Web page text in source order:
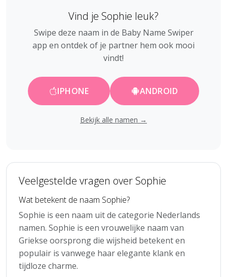
Vind je Sophie leuk?
Swipe deze naam in de Baby Name Swiper
app en ontdek of je partner hem ook mooi
vindt!
IPHONE ANDROID
Bekijk alle namen →
Veelgestelde vragen over Sophie
Wat betekent de naam Sophie?
Sophie is een naam uit de categorie Nederlands
namen. Sophie is een vrouwelijke naam van
Griekse oorsprong die wijsheid betekent en
populair is vanwege haar elegante klank en
tijdloze charme.